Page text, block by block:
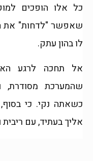
כל אלו הופכים
שאפשר "לדחות" את
לו בהון עתק.
אל תחכה לרגע
שהמערכת
כשאתה נקי. כי
אליך בעתיד, עם